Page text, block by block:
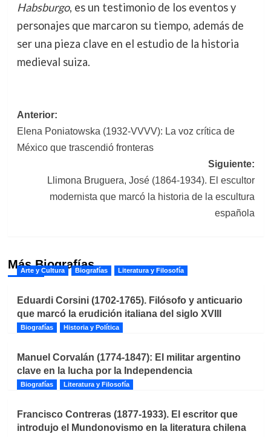
Habsburgo, es un testimonio de los eventos y
personajes que marcaron su tiempo, además de
ser una pieza clave en el estudio de la historia
medieval suiza.
Navegación
de
entradas
Anterior:
Elena Poniatowska (1932-VVVV): La voz crítica de
México que trascendió fronteras
Siguiente:
Llimona Bruguera, José (1864-1934). El escultor
modernista que marcó la historia de la escultura
española
Más Biografías
Arte y Cultura Biografías Literatura y Filosofía
Eduardi Corsini (1702-1765). Filósofo y anticuario
que marcó la erudición italiana del siglo XVIII
Biografías Historia y Política
Manuel Corvalán (1774-1847): El militar argentino
clave en la lucha por la Independencia
Biografías Literatura y Filosofía
Francisco Contreras (1877-1933). El escritor que
introdujo el Mundonovismo en la literatura chilena